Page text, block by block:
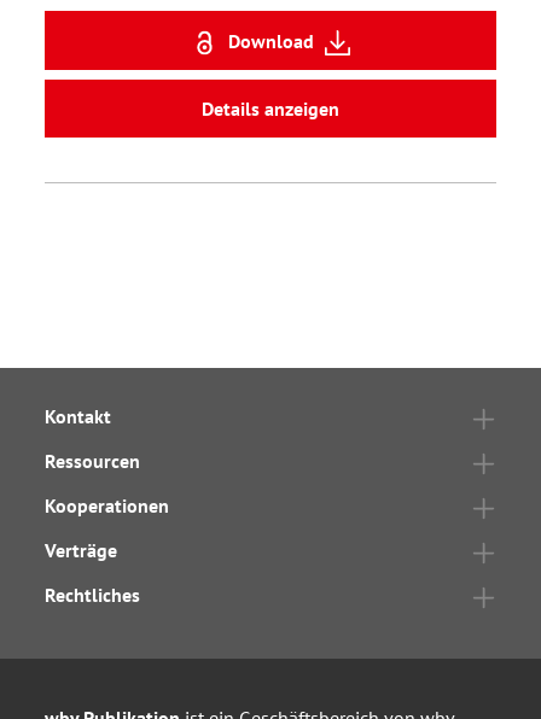
Download
Details anzeigen
Kontakt
Ressourcen
Kooperationen
Verträge
Rechtliches